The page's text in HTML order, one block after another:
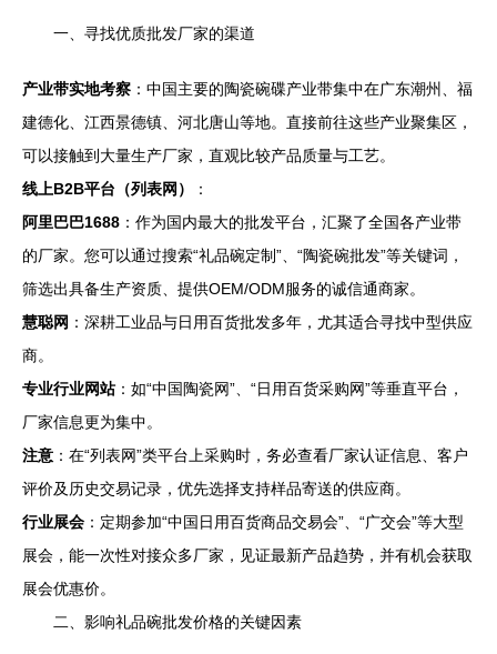
一、寻找优质批发厂家的渠道
产业带实地考察 ：中国主要的陶瓷碗碟产业带集中在广东潮州、福
建德化、江西景德镇、河北唐山等地。直接前往这些产业聚集区，
可以接触到大量生产厂家，直观比较产品质量与工艺。
线上B2B平台（列表网）
：
阿里巴巴1688 ：作为国内最大的批发平台，汇聚了全国各产业带
的厂家。您可以通过搜索“礼品碗定制”、“陶瓷碗批发”等关键词，
筛选出具备生产资质、提供OEM/ODM服务的诚信通商家。
慧聪网 ：深耕工业品与日用百货批发多年，尤其适合寻找中型供应
商。
专业行业网站：如“中国陶瓷网”、“日用百货采购网”等垂直平台，
厂家信息更为集中。
注意 ：在“列表网”类平台上采购时，务必查看厂家认证信息、客户
评价及历史交易记录，优先选择支持样品寄送的供应商。
行业展会 ：定期参加“中国日用百货商品交易会”、“广交会”等大型
展会，能一次性对接众多厂家，见证最新产品趋势，并有机会获取
展会优惠价。
二、影响礼品碗批发价格的关键因素